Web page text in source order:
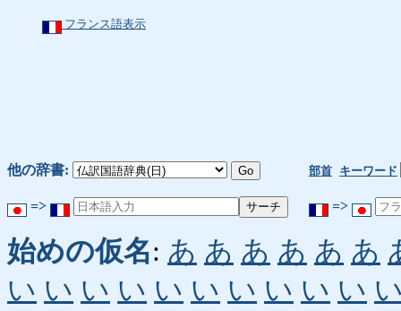
フランス語表示
他の辞書: 部首 キーワード
=> =>
始めの仮名: あ あ あ あ あ あ
い い い い い い い い い い